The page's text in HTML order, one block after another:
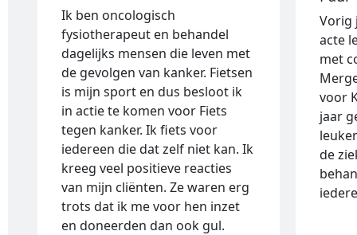
Ik ben oncologisch
fysiotherapeut en behandel
dagelijks mensen die leven met
de gevolgen van kanker. Fietsen
is mijn sport en dus besloot ik
in actie te komen voor Fiets
tegen kanker. Ik fiets voor
iedereen die dat zelf niet kan. Ik
kreeg veel positieve reacties
van mijn cliënten. Ze waren erg
trots dat ik me voor hen inzet
en doneerden dan ook gul.
Vorig
acte
met
voor
jaar
de